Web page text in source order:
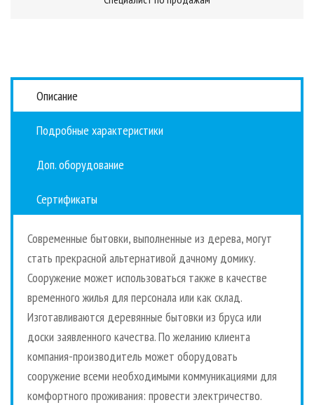
Описание
Подробные характеристики
Доп. оборудование
Сертификаты
Современные бытовки, выполненные из дерева, могут
стать прекрасной альтернативой дачному домику.
Сооружение может использоваться также в качестве
временного жилья для персонала или как склад.
Изготавливаются деревянные бытовки из бруса или
доски заявленного качества. По желанию клиента
компания-производитель может оборудовать
сооружение всеми необходимыми коммуникациями для
комфортного проживания: провести электричество.